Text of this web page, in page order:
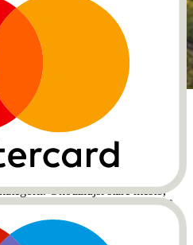
než 17 muzei, včetně Švýcarského
Fotomuzea, je
městem
Okouzlujší staré město,
nabízí nesčetné možnosti nákupů.
procházky a ochutnávky vína.